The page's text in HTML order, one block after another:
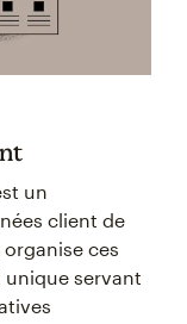
un
client de
ces
servant